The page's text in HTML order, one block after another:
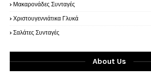
Μακαρονάδες Συνταγές
Χριστουγεννιάτικα Γλυκά
Σαλάτες Συνταγές
About Us